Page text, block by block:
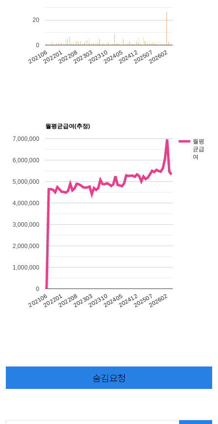
202106202201202208202303202310202405202412202507202602
0
20
월평균급여(추정)
월평
균급
여
202106202201202208202303202310202405202412202507202602
0
1,000,000
2,000,000
3,000,000
4,000,000
5,000,000
6,000,000
7,000,000
숨김요청